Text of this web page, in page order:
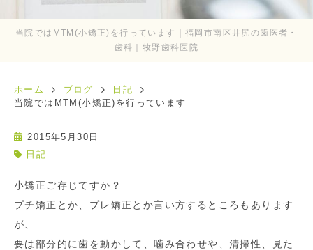
当院ではMTM(小矯正)を行っています｜福岡市南区井尻の歯医者・
歯科｜牧野歯科医院
ホーム ブログ
日記
当院ではMTM(小矯正)を行っています
2015年5月30日
日記
小矯正ご存じてすか？
プチ矯正とか、プレ矯正とか言い方するところもあります
が、
要は部分的に歯を動かして、噛み合わせや、清掃性、見た